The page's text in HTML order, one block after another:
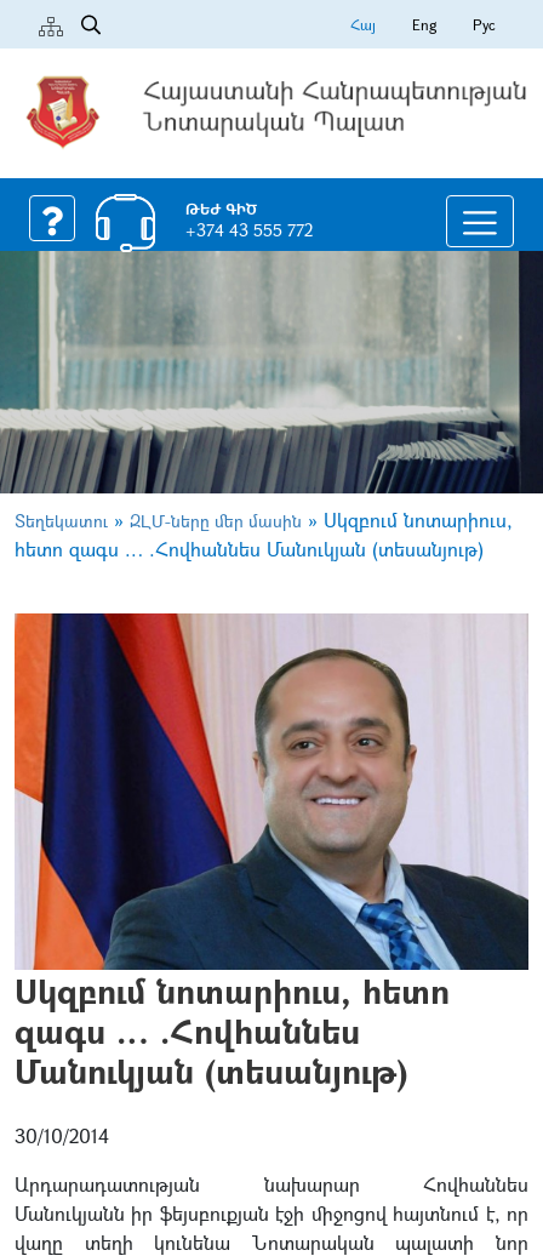
Հայ Eng Рус
ԹԵԺ ԳԻԾ
+374 43 555 772
Տեղեկատու » ԶԼՄ-ները մեր մասին » Սկզբում նոտարիուս,
հետո զագս … .Հովհաննես Մանուկյան (տեսանյութ)
Սկզբում նոտարիուս, հետո
զագս … .Հովհաննես
Մանուկյան (տեսանյութ)
30/10/2014
Արդարադատության նախարար Հովհաննես
Մանուկյանն իր ֆեյսբուքյան էջի միջոցով հայտնում է, որ
վաղը տեղի կունենա Նոտարական պալատի նոր